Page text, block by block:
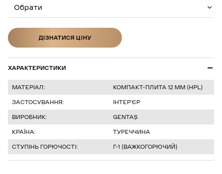
Обрати
ДІЗНАТИСЯ ЦІНУ
ХАРАКТЕРИСТИКИ
МАТЕРІАЛ:
КОМПАКТ-ПЛИТА 12 ММ (HPL)
ЗАСТОСУВАННЯ:
ІНТЕР’ЄР
ВИРОБНИК:
GENTAŞ
КРАЇНА:
ТУРЕЧЧИНА
СТУПІНЬ ГОРЮЧОСТІ:
Г-1 (ВАЖКОГОРЮЧИЙ)